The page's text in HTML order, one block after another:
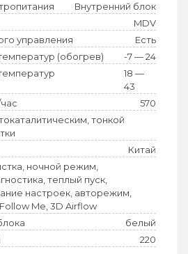
Внутренний блок
MDV
управления
Есть
(обогрев)
-7 — 24
18 —
43
570
тонкой
Китай
ночной режим,
теплый пуск,
настроек, авторежим,
Me, 3D Airflow
белый
220